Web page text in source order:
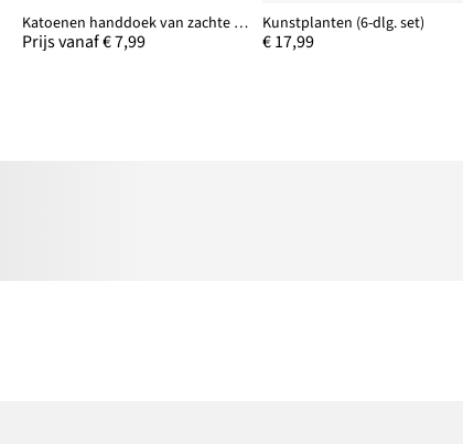
Katoenen handdoek van zachte stof
Prijs vanaf € 7,99
Kunstplanten (6-dlg. set)
€ 17,99